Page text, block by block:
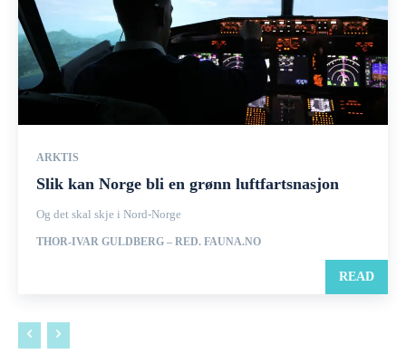
ARKTIS
Slik kan Norge bli en grønn luftfartsnasjon
Og det skal skje i Nord-Norge
THOR-IVAR GULDBERG – RED. FAUNA.NO
READ